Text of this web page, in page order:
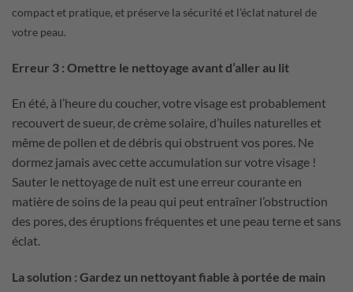
compact et pratique, et préserve la sécurité et l’éclat naturel de
votre peau.
Erreur 3 : Omettre le nettoyage avant d’aller au lit
En été, à l’heure du coucher, votre visage est probablement
recouvert de sueur, de crème solaire, d’huiles naturelles et
même de pollen et de débris qui obstruent vos pores. Ne
dormez jamais avec cette accumulation sur votre visage !
Sauter le nettoyage de nuit est une erreur courante en
matière de soins de la peau qui peut entraîner l’obstruction
des pores, des éruptions fréquentes et une peau terne et sans
éclat.
La solution : Gardez un nettoyant fiable à portée de main